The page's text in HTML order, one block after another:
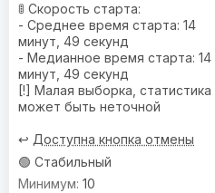
🚦 Скорость старта:
- Среднее время старта: 14
минут, 49 секунд
- Медианное время старта: 14
минут, 49 секунд
[!] Малая выборка, статистика
может быть неточной
↩️ Доступна кнопка отмены
🟢 Стабильный
10